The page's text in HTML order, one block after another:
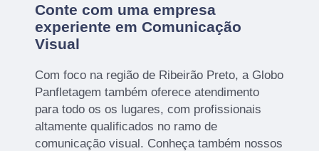
Conte com uma empresa
experiente em Comunicação
Visual
Com foco na região de Ribeirão Preto, a Globo
Panfletagem também oferece atendimento
para todo os os lugares, com profissionais
altamente qualificados no ramo de
comunicação visual. Conheça também nossos